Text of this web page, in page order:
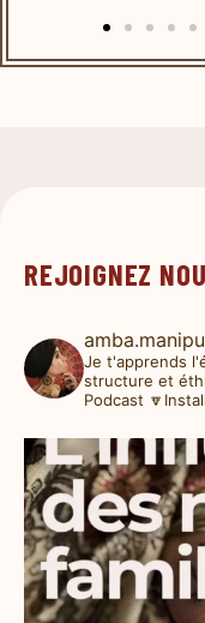
REJOIGNEZ
Je t'apprends
structure et
Podcast